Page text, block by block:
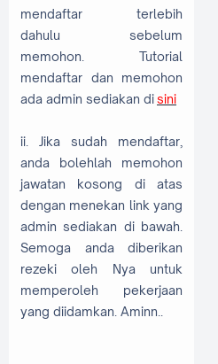
mendaftar terlebih
dahulu sebelum
memohon. Tutorial
mendaftar dan memohon
ada admin sediakan disini
ii. Jika sudah mendaftar,
anda bolehlah memohon
jawatan kosong di atas
dengan menekan link yang
admin sediakan di bawah.
Semoga anda diberikan
rezeki oleh Nya untuk
memperoleh pekerjaan
yang diidamkan. Aminn..